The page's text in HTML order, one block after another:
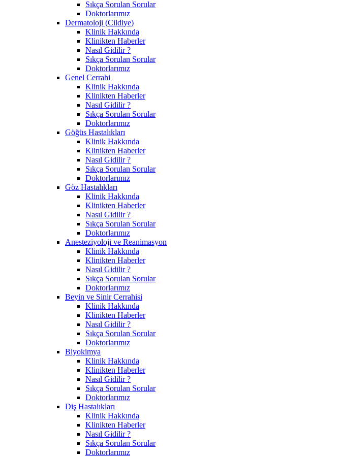
Sıkça Sorulan Sorular
Doktorlarımız
Dermatoloji (Cildiye)
Klinik Hakkında
Klinikten Haberler
Nasıl Gidilir ?
Sıkça Sorulan Sorular
Doktorlarımız
Genel Cerrahi
Klinik Hakkında
Klinikten Haberler
Nasıl Gidilir ?
Sıkça Sorulan Sorular
Doktorlarımız
Göğüs Hastalıkları
Klinik Hakkında
Klinikten Haberler
Nasıl Gidilir ?
Sıkça Sorulan Sorular
Doktorlarımız
Göz Hastalıkları
Klinik Hakkında
Klinikten Haberler
Nasıl Gidilir ?
Sıkça Sorulan Sorular
Doktorlarımız
Anesteziyoloji ve Reanimasyon
Klinik Hakkında
Klinikten Haberler
Nasıl Gidilir ?
Sıkça Sorulan Sorular
Doktorlarımız
Beyin ve Sinir Cerrahisi
Klinik Hakkında
Klinikten Haberler
Nasıl Gidilir ?
Sıkça Sorulan Sorular
Doktorlarımız
Biyokimya
Klinik Hakkında
Klinikten Haberler
Nasıl Gidilir ?
Sıkça Sorulan Sorular
Doktorlarımız
Diş Hastalıkları
Klinik Hakkında
Klinikten Haberler
Nasıl Gidilir ?
Sıkça Sorulan Sorular
Doktorlarımız